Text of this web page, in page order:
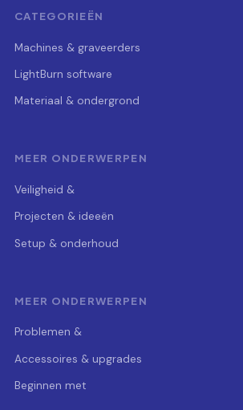
CATEGORIEËN
Machines & graveerders
LightBurn software
Materiaal & ondergrond
MEER ONDERWERPEN
Veiligheid &
Projecten & ideeën
Setup & onderhoud
MEER ONDERWERPEN
Problemen &
Accessoires & upgrades
Beginnen met